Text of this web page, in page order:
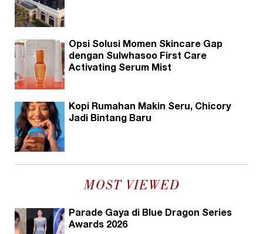
Opsi Solusi Momen Skincare Gap
dengan Sulwhasoo First Care
Activating Serum Mist
Kopi Rumahan Makin Seru, Chicory
Jadi Bintang Baru
MOST VIEWED
Parade Gaya di Blue Dragon Series
Awards 2026